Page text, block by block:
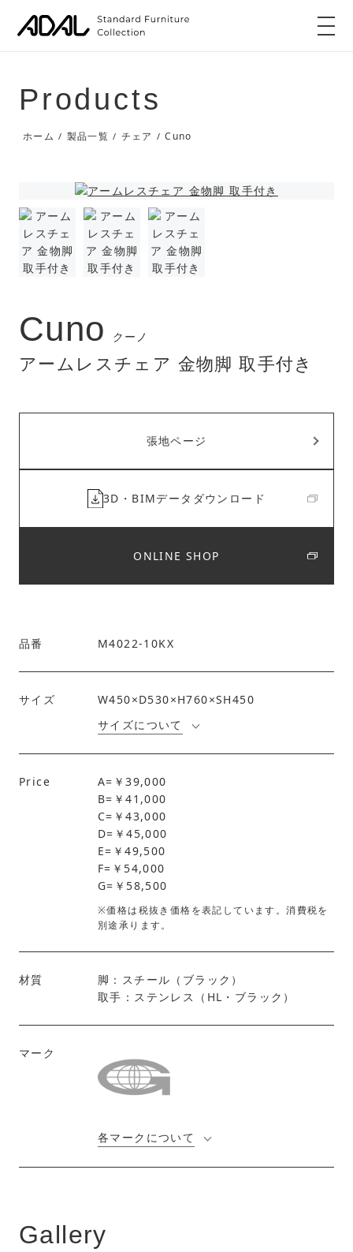
Products
ホーム / 製品一覧 / チェア / Cuno
Cuno クーノ
アームレスチェア 金物脚 取手付き
張地ページ
3D・BIMデータダウンロード
ONLINE SHOP
品番 M4022-10KX
サイズ
W450×D530×H760×SH450
サイズについて
Price
A=￥39,000
B=￥41,000
C=￥43,000
D=￥45,000
E=￥49,500
F=￥54,000
G=￥58,500
※価格は税抜き価格を表記しています。消費税を
別途承ります。
材質
脚：スチール（ブラック）
取手：ステンレス（HL・ブラック）
マーク
各マークについて
Gallery